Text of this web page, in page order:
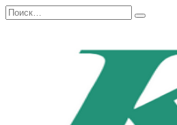
Перейти
к
Search
for: